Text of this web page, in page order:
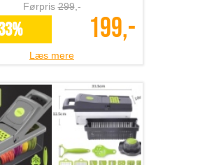
Førpris299,-
199,-
Læs mere